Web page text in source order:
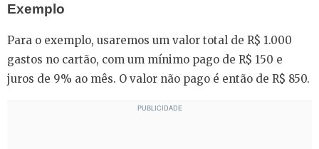
Exemplo
Para o exemplo, usaremos um valor total de R$ 1.000
gastos no cartão, com um mínimo pago de R$ 150 e
juros de 9% ao mês. O valor não pago é então de R$ 850.